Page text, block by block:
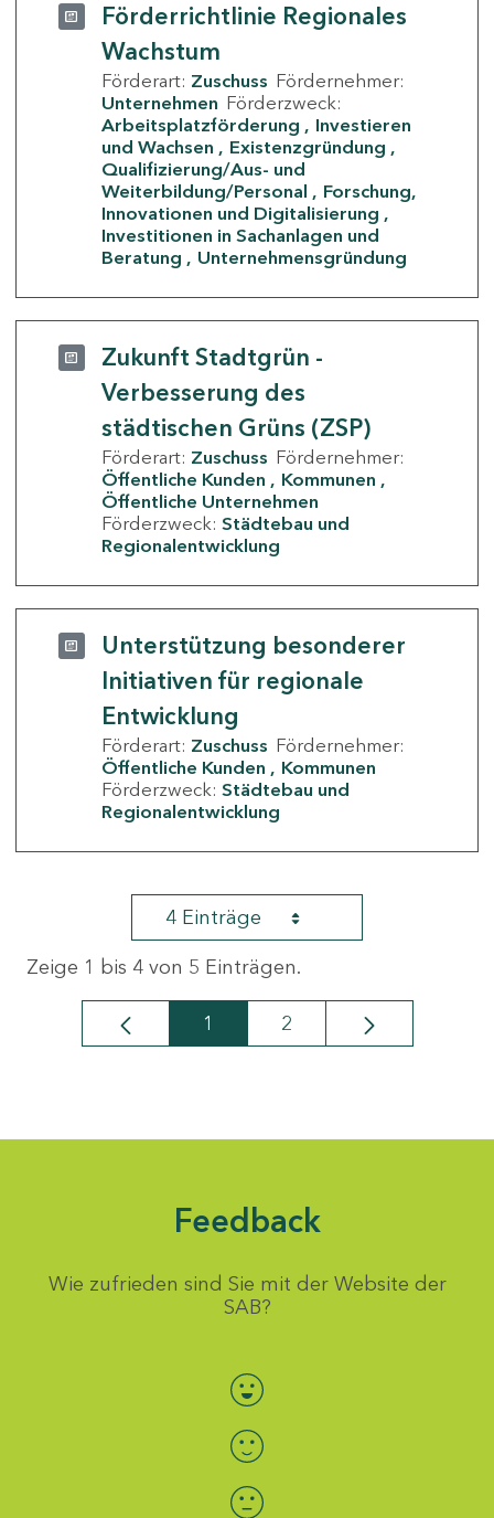
Förderrichtlinie Regionales
Wachstum
Förderart: Zuschuss Fördernehmer:
Unternehmen Förderzweck:
Arbeitsplatzförderung
Investieren
und Wachsen
Existenzgründung
Qualifizierung/Aus- und
Weiterbildung/Personal
Forschung,
Innovationen und Digitalisierung
Investitionen in Sachanlagen und
Beratung
Unternehmensgründung
Zukunft Stadtgrün -
Verbesserung des
städtischen Grüns (ZSP)
Förderart: Zuschuss Fördernehmer:
Öffentliche Kunden
Kommunen
Öffentliche Unternehmen
Förderzweck: Städtebau und
Regionalentwicklung
Unterstützung besonderer
Initiativen für regionale
Entwicklung
Förderart: Zuschuss Fördernehmer:
Öffentliche Kunden
Kommunen
Förderzweck: Städtebau und
Regionalentwicklung
4 Einträge
Zeige 1 bis 4 von 5 Einträgen.
Seite
1 Seite
2
Feedback
Wie zufrieden sind Sie mit der Website der
SAB?
Bewertung auswählen